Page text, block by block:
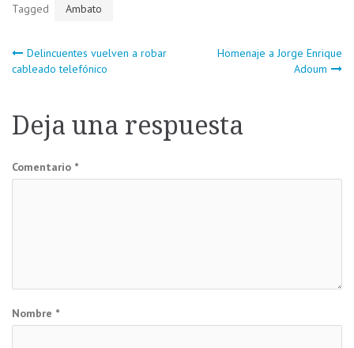
Tagged Ambato
Navegación
entradas
Delincuentes vuelven a robar
cableado telefónico
Homenaje a Jorge Enrique
Adoum
Deja una respuesta
Comentario *
Nombre *